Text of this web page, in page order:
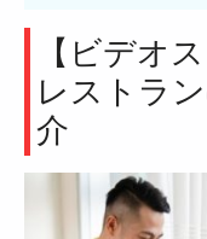
【ビデオ
レストラ
介